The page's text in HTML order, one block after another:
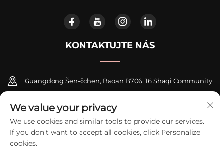
KONTAKTUJTE NÁS
Guangdong Šen-čchen, Baoan B706, 16 Shaqi Community
Centre Road, Xinqiao Street
+86-18948311339
[email protected]
We value your privacy
We use cookies and similar tools to provide our services.
If you don't want to accept all cookies, click Personalize
cookies.